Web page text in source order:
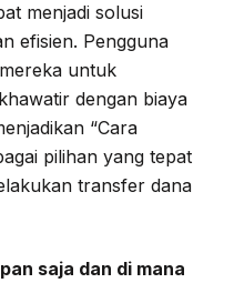
menjadi solusi
efisien. Pengguna
untuk
dengan biaya
“Cara
pilihan yang tepat
transfer dana
saja dan di mana